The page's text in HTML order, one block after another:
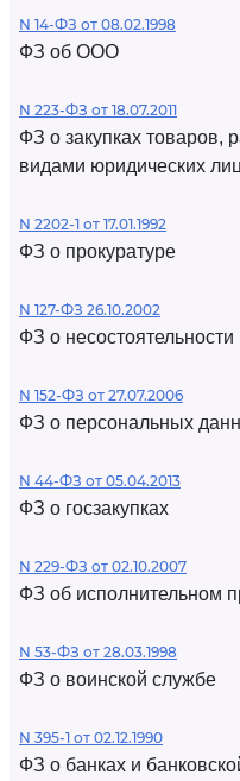
N 14-ФЗ от 08.02.1998
ФЗ об ООО
N 223-ФЗ от 18.07.2011
ФЗ о закупках товаров,
видами юридических лиц
N 2202-1 от 17.01.1992
ФЗ о прокуратуре
N 127-ФЗ 26.10.2002
ФЗ о несостоятельности
N 152-ФЗ от 27.07.2006
ФЗ о персональных
N 44-ФЗ от 05.04.2013
ФЗ о госзакупках
N 229-ФЗ от 02.10.2007
ФЗ об исполнительном
N 53-ФЗ от 28.03.1998
ФЗ о воинской службе
N 395-1 от 02.12.1990
ФЗ о банках и